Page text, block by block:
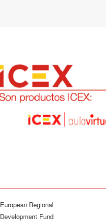
European Regional
Development Fund